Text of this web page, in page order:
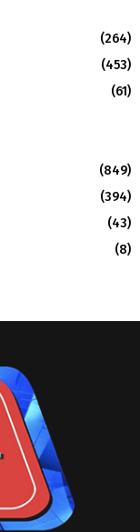
(264)
(453)
(61)
(849)
(394)
(43)
(8)